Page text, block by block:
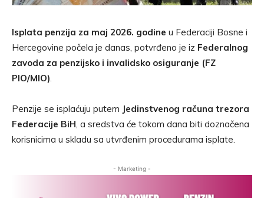
Isplata penzija za maj 2026. godine u Federaciji Bosne i
Hercegovine počela je danas, potvrđeno je iz Federalnog
zavoda za penzijsko i invalidsko osiguranje (FZ
PIO/MIO).
Penzije se isplaćuju putem Jedinstvenog računa trezora
Federacije BiH, a sredstva će tokom dana biti doznačena
korisnicima u skladu sa utvrđenim procedurama isplate.
- Marketing -